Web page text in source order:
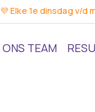
💜 Elke 1e dinsdag v/d
ONS TEAM